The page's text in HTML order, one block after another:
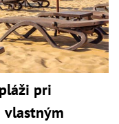
pri
vlastným